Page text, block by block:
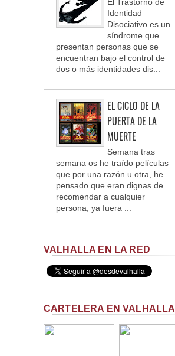
El Trastorno de
Identidad
Disociativo es un
síndrome que
presentan personas que se
encuentran bajo el control de
dos o más identidades dis...
EL CICLO DE LA
PUERTA DE LA
MUERTE
Semana tras
semana os he traído películas
que por una razón u otra, he
pensado que eran dignas de
recomendar a cualquier
persona, ya fuera ...
VALHALLA EN LA RED
CARTELERA EN VALHALLA